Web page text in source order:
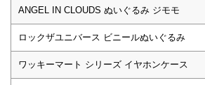
ANGEL IN CLOUDS ぬいぐるみ ジモモ
ロックザユニバース ビニールぬいぐるみ
ワッキーマート シリーズ イヤホンケース